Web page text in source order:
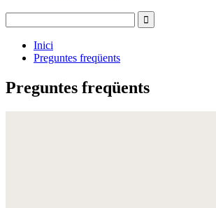
Inici
Preguntes freqüents
Preguntes freqüents